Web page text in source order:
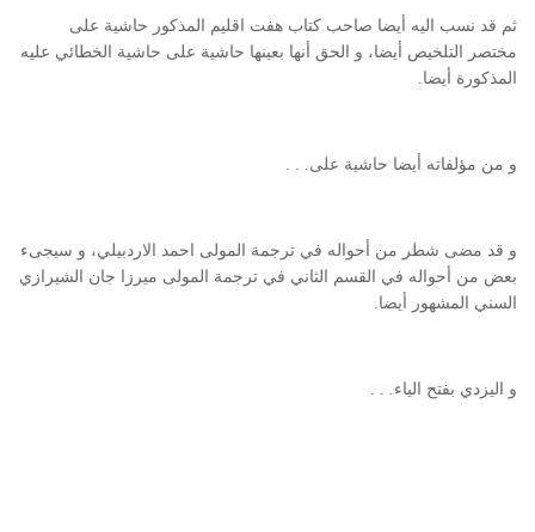
ثم قد نسب اليه أيضا صاحب كتاب هفت اقليم المذكور حاشية على
مختصر التلخيص أيضا، و الحق أنها بعينها حاشية على حاشية الخطائي عليه
المذكورة أيضا.
و من مؤلفاته أيضا حاشية على. . .
و قد مضى شطر من أحواله في ترجمة المولى احمد الاردبيلي، و سيجىء
بعض من أحواله في القسم الثاني في ترجمة المولى ميرزا جان الشيرازي
السني المشهور أيضا.
و اليزدي بفتح الياء. . .